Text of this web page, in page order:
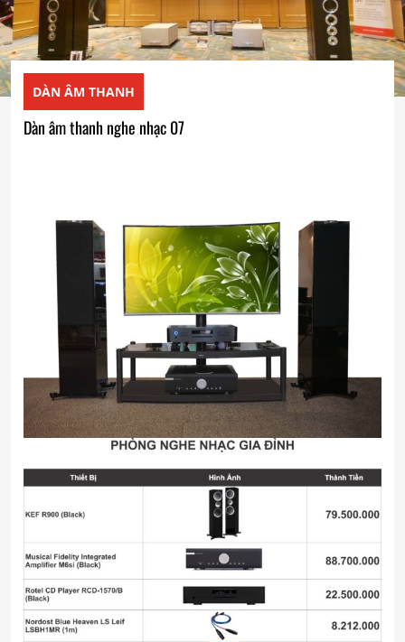
DÀN ÂM THANH
Dàn âm thanh nghe nhạc 07